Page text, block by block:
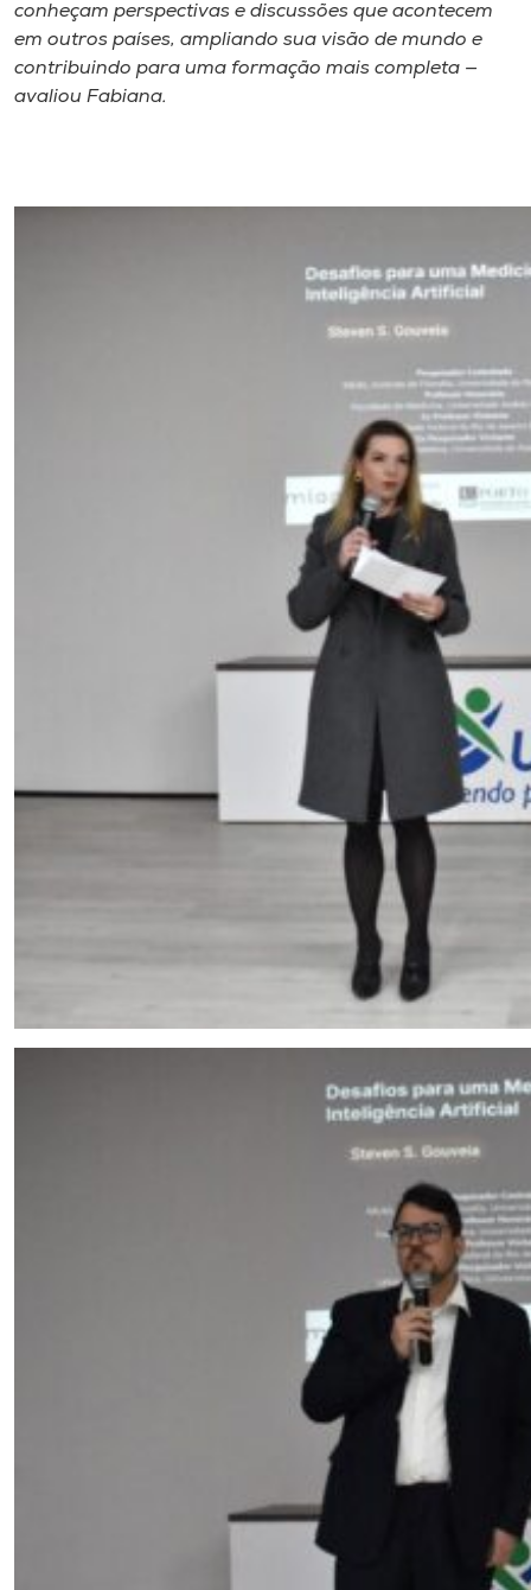
conheçam perspectivas e discussões que acontecem
em outros países, ampliando sua visão de mundo e
contribuindo para uma formação mais completa —
avaliou Fabiana.